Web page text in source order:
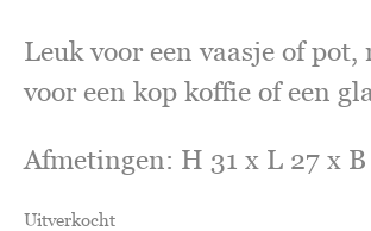
Leuk voor een vaasje of pot,
voor een kop koffie of een
Afmetingen: H 31 x L 27 x B
Uitverkocht